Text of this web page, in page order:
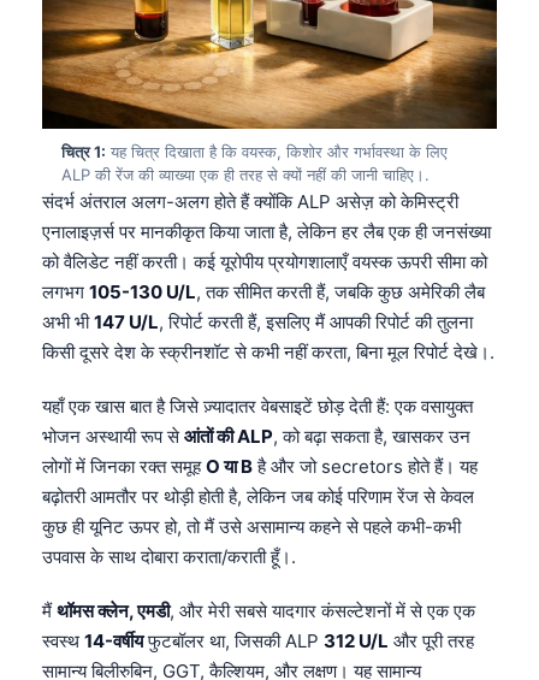
चित्र 1: यह चित्र दिखाता है कि वयस्क, किशोर और गर्भावस्था के लिए
ALP की रेंज की व्याख्या एक ही तरह से क्यों नहीं की जानी चाहिए।.
संदर्भ अंतराल अलग-अलग होते हैं क्योंकि ALP असेज़ को केमिस्ट्री
एनालाइज़र्स पर मानकीकृत किया जाता है, लेकिन हर लैब एक ही जनसंख्या
को वैलिडेट नहीं करती। कई यूरोपीय प्रयोगशालाएँ वयस्क ऊपरी सीमा को
लगभग 105-130 U/L, तक सीमित करती हैं, जबकि कुछ अमेरिकी लैब
अभी भी147 U/L, रिपोर्ट करती हैं, इसलिए मैं आपकी रिपोर्ट की तुलना
किसी दूसरे देश के स्क्रीनशॉट से कभी नहीं करता, बिना मूल रिपोर्ट देखे।.
यहाँ एक खास बात है जिसे ज़्यादातर वेबसाइटें छोड़ देती हैं: एक वसायुक्त
भोजन अस्थायी रूप सेआंतों की ALP, को बढ़ा सकता है, खासकर उन
लोगों में जिनका रक्त समूहO या Bहै और जो secretors होते हैं। यह
बढ़ोतरी आमतौर पर थोड़ी होती है, लेकिन जब कोई परिणाम रेंज से केवल
कुछ ही यूनिट ऊपर हो, तो मैं उसे असामान्य कहने से पहले कभी-कभी
उपवास के साथ दोबारा कराता/कराती हूँ।.
मैंथॉमस क्लेन, एमडी, और मेरी सबसे यादगार कंसल्टेशनों में से एक एक
स्वस्थ 14-वर्षीयफुटबॉलर था, जिसकी ALP 312 U/L और पूरी तरह
सामान्य बिलीरुबिन, GGT, कैल्शियम, और लक्षण। यह सामान्य